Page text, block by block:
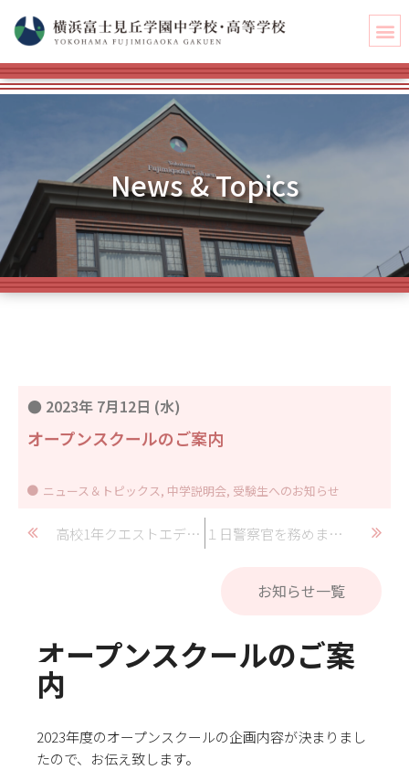
News & Topics
● 2023年 7月12日 (水)
オープンスクールのご案内
ニュース＆トピックス, 中学説明会, 受験生へのお知らせ
高校1年クエストエデュケーション中間発表 １日警察官を務めました
お知らせ一覧
オープンスクールのご案
内
2023年度のオープンスクールの企画内容が決まりまし
たので、お伝え致します。